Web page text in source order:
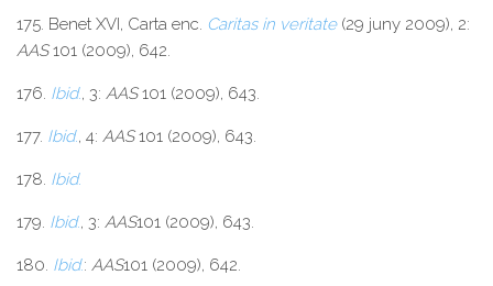
175. Benet XVI, Carta enc. Caritas in veritate(29 juny 2009), 2:
AAS101 (2009), 642.
176. Ibid., 3: AAS101 (2009), 643.
177. Ibid., 4: AAS101 (2009), 643.
178. Ibid.
179. Ibid., 3: AAS101 (2009), 643.
180. Ibid.: AAS101 (2009), 642.